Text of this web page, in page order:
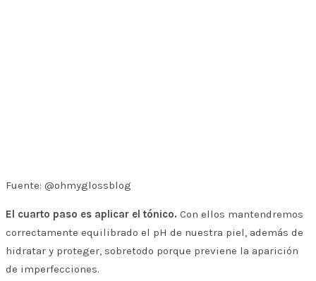
Fuente: @ohmyglossblog
El cuarto paso es aplicar el tónico. Con ellos mantendremos
correctamente equilibrado el pH de nuestra piel, además de
hidratar y proteger, sobretodo porque previene la aparición
de imperfecciones.